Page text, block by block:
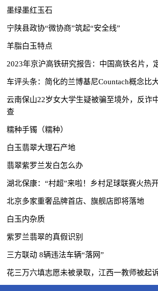
墨绿墨红玉石
宁陕县政协“微协商”筑起“安全线”
羊脂白玉特点
2023年京沪高铁研究报告：中国高铁名片，
车评头条：简化的兰博基尼Countach概念比
云南保山22岁女大学生疑被骗至境外，反诈
查
糯种手镯（糯种）
白玉翡翠大理石产地
翡翠紫罗兰发白怎么办
湖北保康：“村超”来啦！乡村足球联赛火热
北京多家重奢品牌首店、旗舰店即将落地
白玉内杂质
紫罗兰翡翠的真假识别
三方联动 8辆违法车辆“落网”
花三万六填志愿未被录取，江西一教师被起诉